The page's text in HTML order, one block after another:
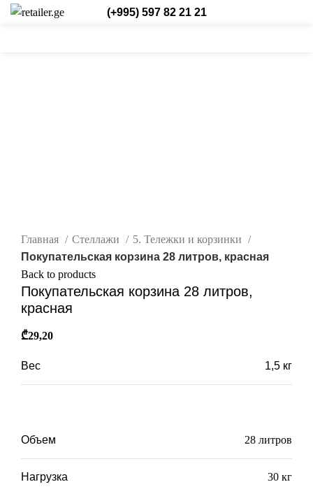
(+995) 597 82 21 21
Главная
Стеллажи
5. Тележки и корзинки
Покупательская корзина 28 литров, красная
Back to products
Покупательская корзина 28 литров,
красная
₾29,20
Вес 1,5 кг
Объем 28 литров
Нагрузка 30 кг